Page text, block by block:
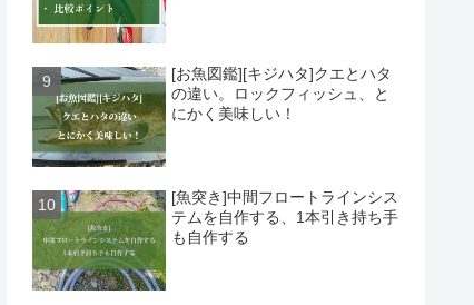
[お魚図鑑][キジハタ]クエとハタ
の違い。ロックフィッシュ、と
にかく美味しい！
[魚突き]中間フロートラインシス
テムを自作する、1本引き持ち手
も自作する